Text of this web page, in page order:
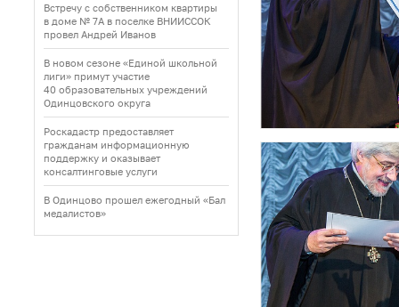
Встречу с собственником квартиры
в доме № 7А в поселке ВНИИССОК
провел Андрей Иванов
В новом сезоне «Единой школьной
лиги» примут участие
40 образовательных учреждений
Одинцовского округа
Роскадастр предоставляет
гражданам информационную
поддержку и оказывает
консалтинговые услуги
В Одинцово прошел ежегодный «Бал
медалистов»